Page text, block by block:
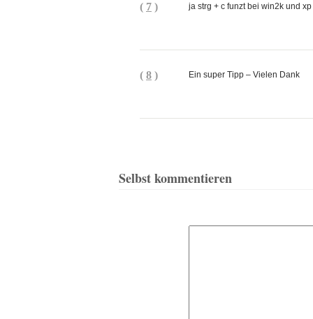
( 7 ) ja strg + c funzt bei win2k und
( 8 ) Ein super Tipp – Vielen Dank
Selbst kommentieren